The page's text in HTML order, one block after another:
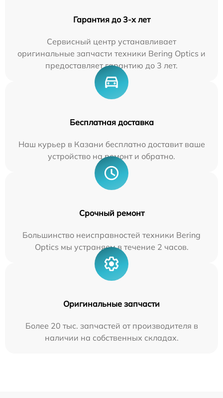
Гарантия до 3-х лет
Сервисный центр устанавливает
оригинальные запчасти техники Bering Optics и
предоставляет гарантию до 3 лет.
Бесплатная доставка
Наш курьер в Казани бесплатно доставит ваше
устройство на ремонт и обратно.
Срочный ремонт
Большинство неисправностей техники Bering
Optics мы устраняем в течение 2 часов.
Оригинальные запчасти
Более 20 тыс. запчастей от производителя в
наличии на собственных складах.